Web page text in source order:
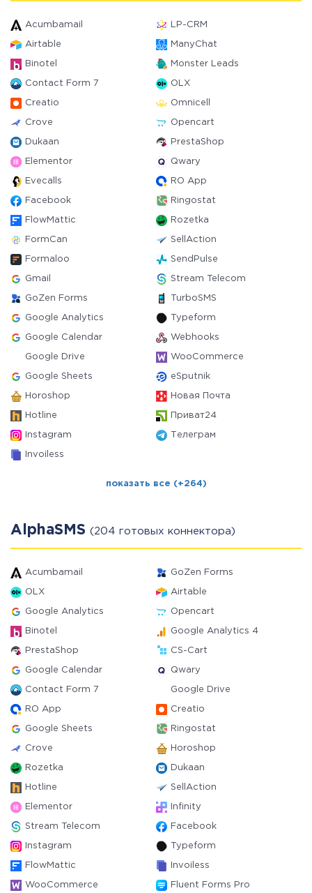
Acumbamail LP-CRM
Airtable ManyChat
Binotel Monster Leads
Contact Form 7 OLX
Creatio Omnicell
Crove Opencart
Dukaan PrestaShop
Elementor Qwary
Evecalls RO App
Facebook Ringostat
FlowMattic Rozetka
FormCan SellAction
Formaloo SendPulse
Gmail Stream Telecom
GoZen Forms TurboSMS
Google Analytics Typeform
Google Calendar Webhooks
Google Drive WooCommerce
Google Sheets eSputnik
Horoshop Новая Почта
Hotline Приват24
Instagram Телеграм
Invoiless
показать все (+264)
AlphaSMS (204 готовых коннектора)
Acumbamail GoZen Forms
OLX Airtable
Google Analytics Opencart
Binotel Google Analytics 4
PrestaShop CS-Cart
Google Calendar Qwary
Contact Form 7 Google Drive
RO App Creatio
Google Sheets Ringostat
Crove Horoshop
Rozetka Dukaan
Hotline SellAction
Elementor Infinity
Stream Telecom Facebook
Instagram Typeform
FlowMattic Invoiless
WooCommerce Fluent Forms Pro